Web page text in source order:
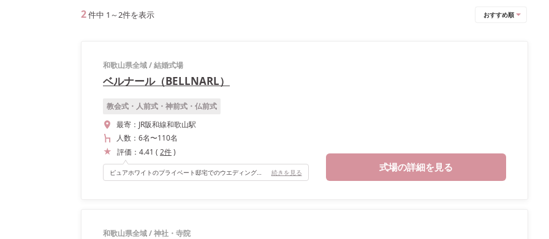
2件中 1 ～2件を表示 おすすめ順
和歌山県全域/結婚式場
ベルナール（BELLNARL）
教会式・人前式・神前式・仏前式
最寄： JR阪和線和歌山駅
人数： 6名〜110名
評価： 4.41 ( 2件)
ピュアホワイトのプライベート邸宅でのウエディング。 2人のカラーに染めることができるデザイナーズ空間。 ワンフロアがすべて貸切で利用できるため ウエルカムシーンからアフターウエディングまで 自由に楽しめます♡ 続きを見る 式場の詳細を見る
和歌山県全域/神社・寺院